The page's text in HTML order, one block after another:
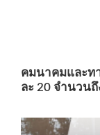
คมนาคมและท
ละ 20 จำนวน